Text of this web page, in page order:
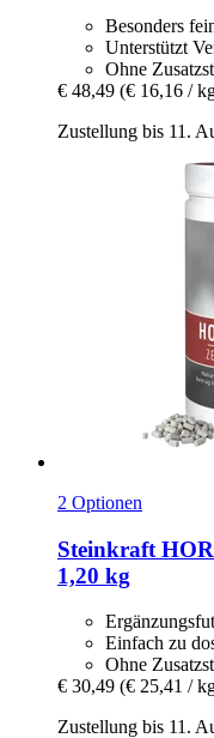
Besonders
Unterstützt
Ohne
€ 48,49 (€ 16,16 /
Zustellung bis 11.
2 Optionen
Steinkraft
1,20 kg
Einfach zu
Ohne
€ 30,49 (€ 25,41 /
Zustellung bis 11.